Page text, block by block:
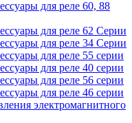
для реле 60, 88
для реле 62 Серии
для реле 34 Серии
для реле 55 серии
для реле 40 серии
для реле 56 cерии
для реле 46 cерии
электромагнитного